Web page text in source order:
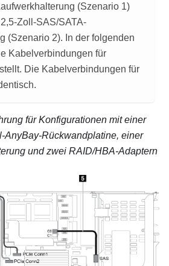
(Szenario 1)
Zoll-SAS/SATA-
(Szenario 2). In der folgenden
Kabelverbindungen für
Die Kabelverbindungen für
für Konfigurationen mit einer
AnyBay-Rückwandplatine, einer
und zwei RAID/HBA-Adaptern